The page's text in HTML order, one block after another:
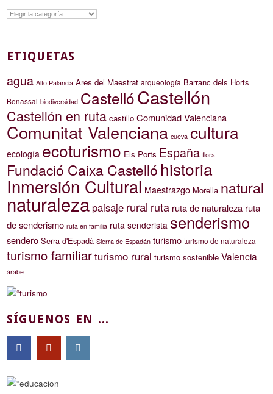
Categorías
ETIQUETAS
agua Alto Palancia Ares del Maestrat arqueología Barranc dels Horts
Benassal biodiversidad CastellóCastellón
Castellón en ruta castillo Comunidad Valenciana
Comunitat Valenciana cueva cultura
ecología ecoturismo Els Ports España flora
Fundació Caixa Castellóhistoria
Inmersión Cultural Maestrazgo Morella natural
naturaleza paisaje rural ruta ruta de naturaleza ruta
de senderismo ruta en familia ruta senderista senderismo
sendero Serra d'Espadà Sierra de Espadán turismo turismo de naturaleza
turismo familiarturismo rural turismo sostenible Valencia
árabe
SÍGUENOS EN ...